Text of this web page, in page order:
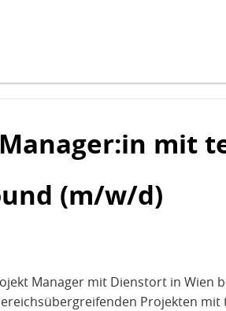
mit
(m/w/d)
Manager mit Dienstort in Wien
Projekten